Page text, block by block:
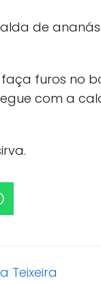
de
furos no
com a
Teixeira